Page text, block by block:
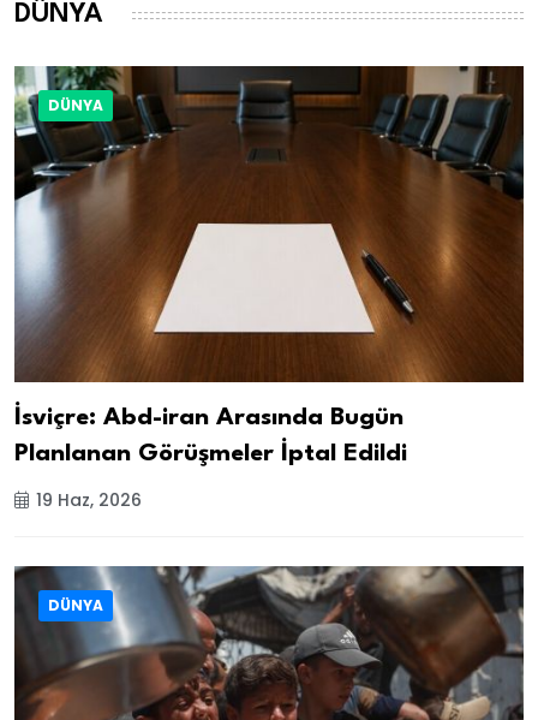
DÜNYA
DÜNYA
İsviçre: Abd-iran Arasında Bugün
Planlanan Görüşmeler İptal Edildi
19 Haz, 2026
DÜNYA